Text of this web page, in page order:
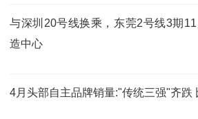
与深圳20号线换乘，东莞2号线3期
造中心
4月头部自主品牌销量:"传统三强"齐跌